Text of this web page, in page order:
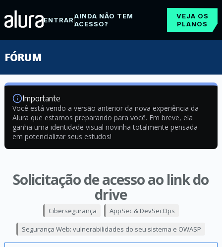
ENTRARAINDA NÃO TEM
ACESSO?
VEJA OS
PLANOS
FÓRUM
Importante
Você está vendo a versão anterior da nova experiência da
Alura que estamos preparando para você. Em breve, ela
ganha uma identidade visual novinha totalmente pensada
em potencializar seus estudos!
Solicitação de acesso ao link do
drive
Cibersegurança AppSec & DevSecOps
Segurança Web: vulnerabilidades do seu sistema e OWASP